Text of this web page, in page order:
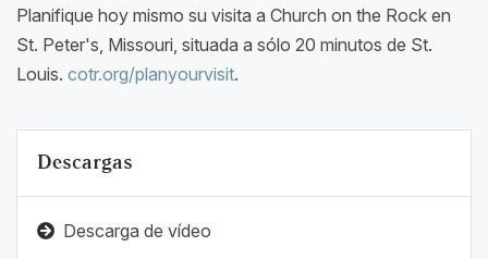
Planifique hoy mismo su visita a Church on the Rock en
St. Peter's, Missouri, situada a sólo 20 minutos de St.
Louis. cotr.org/planyourvisit.
Descargas
Descarga de vídeo